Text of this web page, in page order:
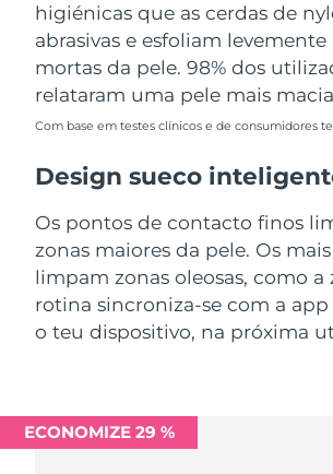
higiénicas que as cerdas de
abrasivas e esfoliam levemente
mortas da pele. 98% dos
relataram uma pele mais
Com base em testes clínicos e de consumidores
Design sueco
Os pontos de contacto finos
zonas maiores da pele. Os
limpam zonas oleosas, como a
rotina sincroniza-se com a app
o teu dispositivo, na próxima
ECONOMIZE 29 %
Uzbequistão
Vietnã